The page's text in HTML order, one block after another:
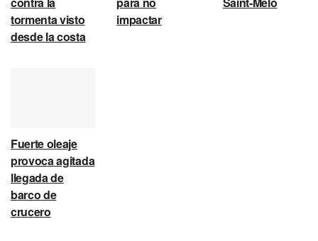
tormenta visto
desde la costa
impactar
Fuerte oleaje
provoca agitada
llegada de
barco de
crucero